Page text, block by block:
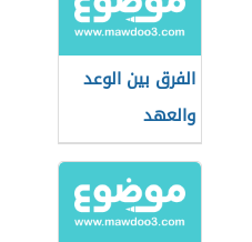
الفرق بين الوعد
والعهد